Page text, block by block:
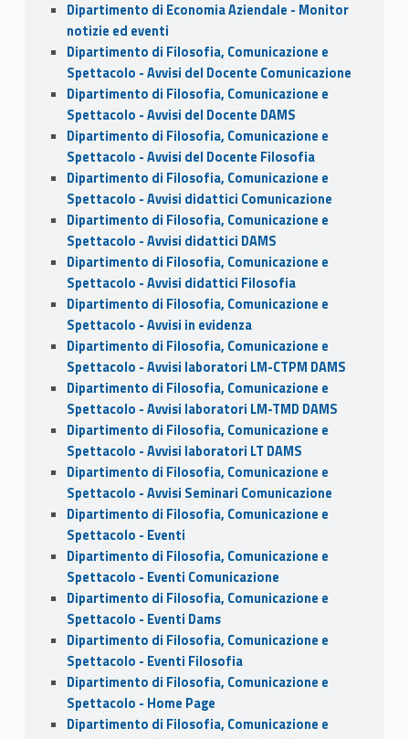
Dipartimento di Economia Aziendale - Monitor
notizie ed eventi
Dipartimento di Filosofia, Comunicazione e
Spettacolo - Avvisi del Docente Comunicazione
Dipartimento di Filosofia, Comunicazione e
Spettacolo - Avvisi del Docente DAMS
Dipartimento di Filosofia, Comunicazione e
Spettacolo - Avvisi del Docente Filosofia
Dipartimento di Filosofia, Comunicazione e
Spettacolo - Avvisi didattici Comunicazione
Dipartimento di Filosofia, Comunicazione e
Spettacolo - Avvisi didattici DAMS
Dipartimento di Filosofia, Comunicazione e
Spettacolo - Avvisi didattici Filosofia
Dipartimento di Filosofia, Comunicazione e
Spettacolo - Avvisi in evidenza
Dipartimento di Filosofia, Comunicazione e
Spettacolo - Avvisi laboratori LM-CTPM DAMS
Dipartimento di Filosofia, Comunicazione e
Spettacolo - Avvisi laboratori LM-TMD DAMS
Dipartimento di Filosofia, Comunicazione e
Spettacolo - Avvisi laboratori LT DAMS
Dipartimento di Filosofia, Comunicazione e
Spettacolo - Avvisi Seminari Comunicazione
Dipartimento di Filosofia, Comunicazione e
Spettacolo - Eventi
Dipartimento di Filosofia, Comunicazione e
Spettacolo - Eventi Comunicazione
Dipartimento di Filosofia, Comunicazione e
Spettacolo - Eventi Dams
Dipartimento di Filosofia, Comunicazione e
Spettacolo - Eventi Filosofia
Dipartimento di Filosofia, Comunicazione e
Spettacolo - Home Page
Dipartimento di Filosofia, Comunicazione e